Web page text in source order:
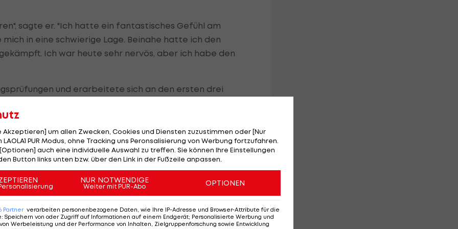
sagte er. "Ich hatte ein fantastisches Gefühl am
in eine schwierige Lage. Beinahe hatte ich den
Ich war heute sehr nervös, aber ich habe den
und erarbeitete sich an den ersten drei
brach aber der rechte vordere Bremssattel an
Favorit Ogier witterte seine Chance und verkleinerte
repariert werden konnte, musste sich Ogier mit Platz
sich alle Punkte bei der TV-Power-Stage und
Latvala. Fünf Rallyes stehen noch auf dem Programm.
Rallyeseiner Karriere und holte in seinem Citroen DS3
Akzeptieren] um allen Zwecken, Cookies und Diensten zuzustimmen oder [Nur
PUR Modus, ohne Tracking uns Peronsalisierung von Werbung fortzufahren.
auch eine individuelle Auswahl zu treffen. Sie können Ihre Einstellungen
Button links unten bzw. über den Link in der Fußzeile anpassen.
NUR NOTWENDIGE
Weiter mit PUR-Abo OPTIONEN
Partner verarbeiten personenbezogene Daten, wie Ihre IP-Adresse und Browser-Attribute für die
: Speichern von oder Zugriff auf Informationen auf einem Endgerät; Personalisierte Werbung und
Werbeleistung und der Performance von Inhalten, Zielgruppenforschung sowie Entwicklung